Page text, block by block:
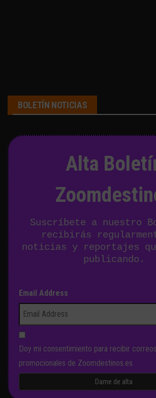
BOLETÍN NOTICIAS
Alta
Suscríbete a nuestro
recibirás
noticias y reportajes
publicando.
Email Address
Doy mi consentimiento para recibir
promocionales de Zoomdestinos.es